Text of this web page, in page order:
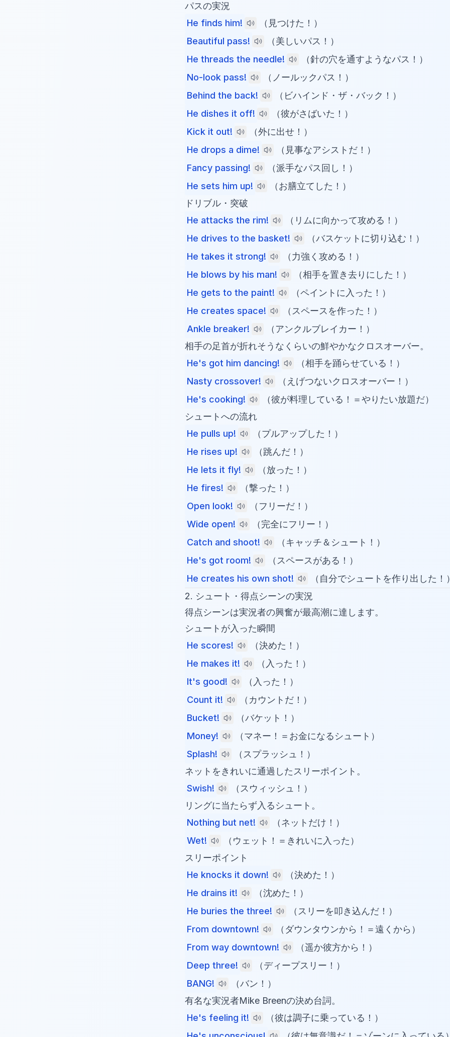
パスの実況
He finds him!
（見つけた！）
Beautiful pass!
（美しいパス！）
He threads the needle!
（針の穴を通すようなパス！）
No-look pass!
（ノールックパス！）
Behind the back!
（ビハインド・ザ・バック！）
He dishes it off!
（彼がさばいた！）
Kick it out!
（外に出せ！）
He drops a dime!
（見事なアシストだ！）
Fancy passing!
（派手なパス回し！）
He sets him up!
（お膳立てした！）
ドリブル・突破
He attacks the rim!
（リムに向かって攻める！）
He drives to the basket!
（バスケットに切り込む！）
He takes it strong!
（力強く攻める！）
He blows by his man!
（相手を置き去りにした！）
He gets to the paint!
（ペイントに入った！）
He creates space!
（スペースを作った！）
Ankle breaker!
（アンクルブレイカー！）
相手の足首が折れそうなくらいの鮮やかなクロスオーバー。
He's got him dancing!
（相手を踊らせている！）
Nasty crossover!
（えげつないクロスオーバー！）
He's cooking!
（彼が料理している！＝やりたい放題だ）
シュートへの流れ
He pulls up!
（プルアップした！）
He rises up!
（跳んだ！）
He lets it fly!
（放った！）
He fires!
（撃った！）
Open look!
（フリーだ！）
Wide open!
（完全にフリー！）
Catch and shoot!
（キャッチ＆シュート！）
He's got room!
（スペースがある！）
He creates his own shot!
（自分でシュートを作り出した！
2. シュート・得点シーンの実況
得点シーンは実況者の興奮が最高潮に達します。
シュートが入った瞬間
He scores!
（決めた！）
He makes it!
（入った！）
It's good!
（入った！）
Count it!
（カウントだ！）
Bucket!
（バケット！）
Money!
（マネー！＝お金になるシュート）
Splash!
（スプラッシュ！）
ネットをきれいに通過したスリーポイント。
Swish!
（スウィッシュ！）
リングに当たらず入るシュート。
Nothing but net!
（ネットだけ！）
Wet!
（ウェット！＝きれいに入った）
スリーポイント
He knocks it down!
（決めた！）
He drains it!
（沈めた！）
He buries the three!
（スリーを叩き込んだ！）
From downtown!
（ダウンタウンから！＝遠くから）
From way downtown!
（遥か彼方から！）
Deep three!
（ディープスリー！）
BANG!
（バン！）
有名な実況者Mike Breenの決め台詞。
He's feeling it!
（彼は調子に乗っている！）